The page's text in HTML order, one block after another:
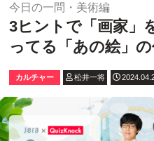
今日の一問・美術編
3ヒントで「画家」
ってる「あの絵」
カルチャー 松井一将